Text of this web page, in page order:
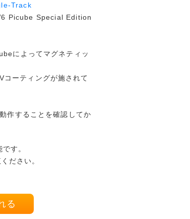
Track
Picube Special Edition
によってマグネティッ
コーティングが施されて
作することを確認してか
す。
ださい。
る